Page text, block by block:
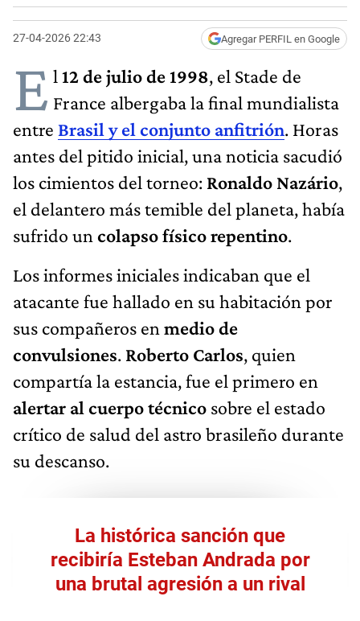
27-04-2026 22:43 Agregar PERFIL en Google
E l 12 de julio de 1998, el Stade de
France albergaba la final mundialista
entre Brasil y el conjunto anfitrión. Horas
antes del pitido inicial, una noticia sacudió
los cimientos del torneo: Ronaldo Nazário,
el delantero más temible del planeta, había
sufrido un colapso físico repentino.
Los informes iniciales indicaban que el
atacante fue hallado en su habitación por
sus compañeros en medio de
convulsiones. Roberto Carlos, quien
compartía la estancia, fue el primero en
alertar al cuerpo técnico sobre el estado
crítico de salud del astro brasileño durante
su descanso.
La histórica sanción que
recibiría Esteban Andrada por
una brutal agresión a un rival